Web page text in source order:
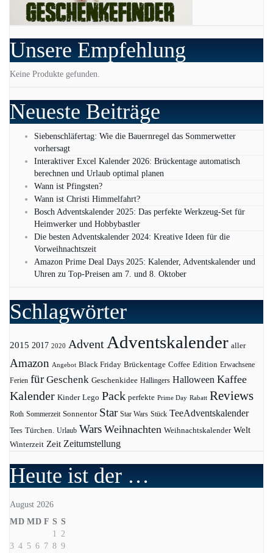
Unsere Empfehlung
Keine Produkte gefunden.
Neueste Beiträge
Siebenschläfertag: Wie die Bauernregel das Sommerwetter
vorhersagt
Interaktiver Excel Kalender 2026: Brückentage automatisch
berechnen und Urlaub optimal planen
Wann ist Pfingsten?
Wann ist Christi Himmelfahrt?
Bosch Adventskalender 2025: Das perfekte Werkzeug-Set für
Heimwerker und Hobbybastler
Die besten Adventskalender 2024: Kreative Ideen für die
Vorweihnachtszeit
Amazon Prime Deal Days 2025: Kalender, Adventskalender und
Uhren zu Top-Preisen am 7. und 8. Oktober
Schlagwörter
2015 2017 2020 Advent Adventskalender aller
Amazon Angebot Black Friday Brückentage Coffee Edition Erwachsene
Ferien für Geschenk Geschenkidee Hallingers Halloween Kaffee
Kalender Kinder Lego Pack perfekte Prime Day Rabatt Reviews
Roth Sommerzeit Sonnentor Star Star Wars Stück TeeAdventskalender
Tees Türchen. Urlaub Wars Weihnachten Weihnachtskalender Welt
Winterzeit Zeit Zeitumstellung
Heute ist der …
August 2026
MD MD F S S
1 2
3 4 5 6 7 8 9